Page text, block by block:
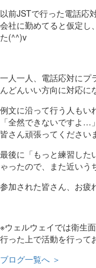
以前JSTで行った電話応
会社に勤めてると仮定し
た(^^)v
一人一人、電話応対にプ
んどんいい方向に対応に
例文に沿って行う人もい
「全然できないですよ…
皆さん頑張ってください
最後に「もっと練習した
ゃったので、また近いう
参加された皆さん、お疲
※ウェルウェイでは衛生
行った上で活動を行って
ブログ一覧へ ＞